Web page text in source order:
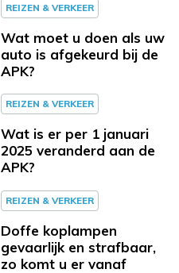
REIZEN & VERKEER
Wat moet u doen als uw
auto is afgekeurd bij de
APK?
REIZEN & VERKEER
Wat is er per 1 januari
2025 veranderd aan de
APK?
REIZEN & VERKEER
Doffe koplampen
gevaarlijk en strafbaar,
zo komt u er vanaf